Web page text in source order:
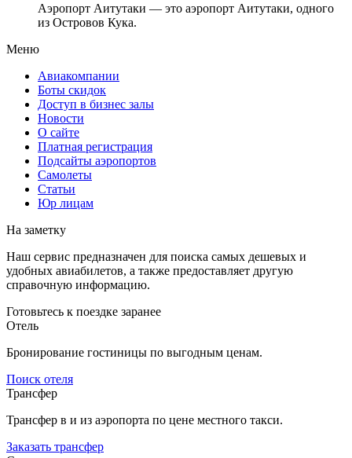
Аэропорт Аитутаки — это аэропорт Аитутаки, одного
из Островов Кука.
Меню
Авиакомпании
Боты скидок
Доступ в бизнес залы
Новости
О сайте
Платная регистрация
Подсайты аэропортов
Самолеты
Статьи
Юр лицам
На заметку
Наш сервис предназначен для поиска самых дешевых и
удобных авиабилетов, а также предоставляет другую
справочную информацию.
Готовьтесь к поездке заранее
Отель
Бронирование гостиницы по выгодным ценам.
Поиск отеля
Трансфер
Трансфер в и из аэропорта по цене местного такси.
Заказать трансфер